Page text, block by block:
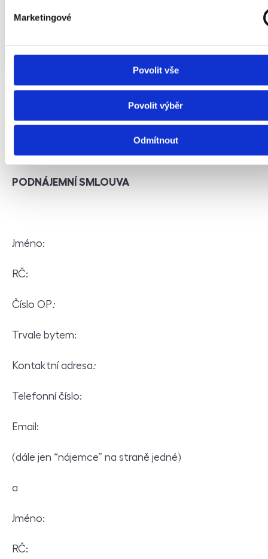
Marketingové
Povolit vše
Povolit výběr
Odmítnout
za škodu vzniknuvší užitím tohoto vzoru smlouvy.
doporučuje využití právní pomoci.
Vzor podnájemní smlouvy
PODNÁJEMNÍ SMLOUVA
Jméno:
RČ:
Číslo OP:
Trvale bytem:
Kontaktní adresa:
Telefonní číslo:
Email:
(dále jen “nájemce” na straně jedné)
a
Jméno:
RČ: